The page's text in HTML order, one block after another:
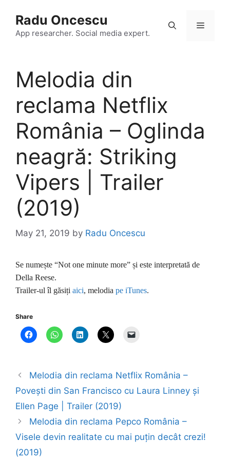
content
Radu Oncescu
App researcher. Social media expert.
Menu
Melodia din
reclama Netflix
România – Oglinda
neagră: Striking
Vipers | Trailer
(2019)
May 21, 2019 by Radu Oncescu
Se numește “Not one minute more” și este interpretată de
Della Reese.
Trailer-ul îl găsiți aici, melodia pe iTunes.
Share
Melodia din reclama Netflix România –
Povești din San Francisco cu Laura Linney și
Ellen Page | Trailer (2019)
Melodia din reclama Pepco România –
Visele devin realitate cu mai puțin decât crezi!
(2019)